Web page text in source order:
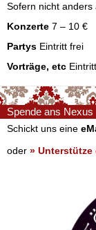
Sofern nicht
Konzerte 7 – 10 €
Partys Eintritt frei
Vorträge, etc
Spende ans Nexus
Schickt uns eine
oder » Unterstütze